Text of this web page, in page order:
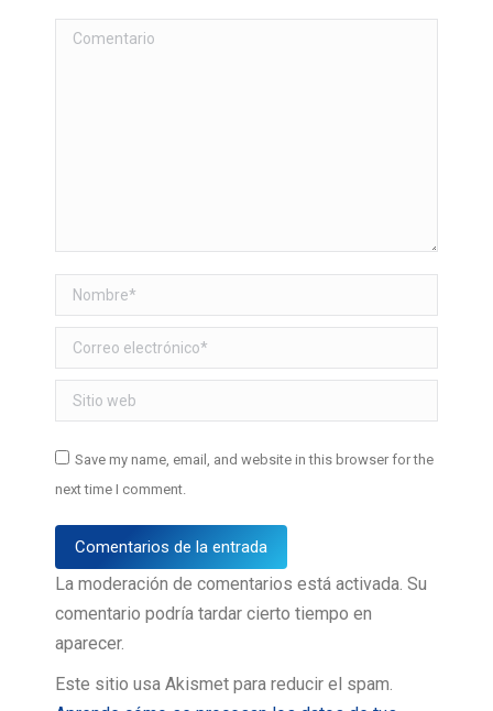
Comentario
Nombre *
Correo electrónico *
Sitio web
Save my name, email, and website in this browser for the
next time I comment.
Comentarios de la entrada
La moderación de comentarios está activada. Su
comentario podría tardar cierto tiempo en
aparecer.
Este sitio usa Akismet para reducir el spam.